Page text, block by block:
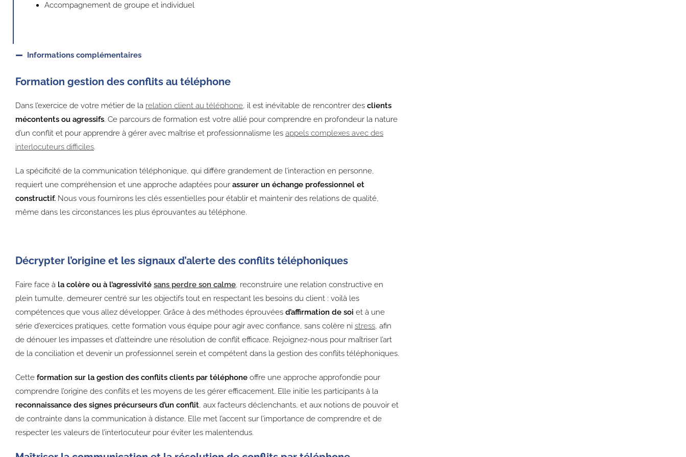
Accompagnement de groupe et individuel
Informations complémentaires
Formation gestion des conflits au téléphone
Dans l’exercice de votre métier de la relation client au téléphone, il est inévitable de rencontrer des clients
mécontents ou agressifs. Ce parcours de formation est votre allié pour comprendre en profondeur la nature
d’un conflit et pour apprendre à gérer avec maîtrise et professionnalisme les appels complexes avec des
interlocuteurs difficiles.
La spécificité de la communication téléphonique, qui diffère grandement de l’interaction en personne,
requiert une compréhension et une approche adaptées pour assurer un échange professionnel et
constructif. Nous vous fournirons les clés essentielles pour établir et maintenir des relations de qualité,
même dans les circonstances les plus éprouvantes au téléphone.
Décrypter l’origine et les signaux d’alerte des conflits téléphoniques
Faire face à la colère ou à l’agressivité sans perdre son calme, reconstruire une relation constructive en
plein tumulte, demeurer centré sur les objectifs tout en respectant les besoins du client : voilà les
compétences que vous allez développer. Grâce à des méthodes éprouvées d’affirmation de soi et à une
série d’exercices pratiques, cette formation vous équipe pour agir avec confiance, sans colère ni stress, afin
de dénouer les impasses et d’atteindre une résolution de conflit efficace. Rejoignez-nous pour maîtriser l’art
de la conciliation et devenir un professionnel serein et compétent dans la gestion des conflits téléphoniques.
Cette formation sur la gestion des conflits clients par téléphone offre une approche approfondie pour
comprendre l’origine des conflits et les moyens de les gérer efficacement. Elle initie les participants à la
reconnaissance des signes précurseurs d’un conflit, aux facteurs déclenchants, et aux notions de pouvoir et
de contrainte dans la communication à distance. Elle met l’accent sur l’importance de comprendre et de
respecter les valeurs de l’interlocuteur pour éviter les malentendus.